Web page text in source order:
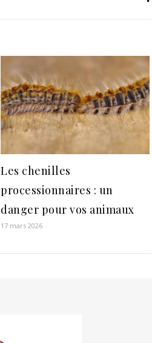
Les chenilles
processionnaires : un
danger pour vos animaux
17 mars 2026